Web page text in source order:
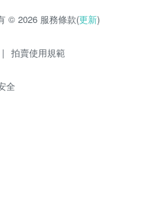
© 2026 服務條款(更新)
| 拍賣使用規範
全